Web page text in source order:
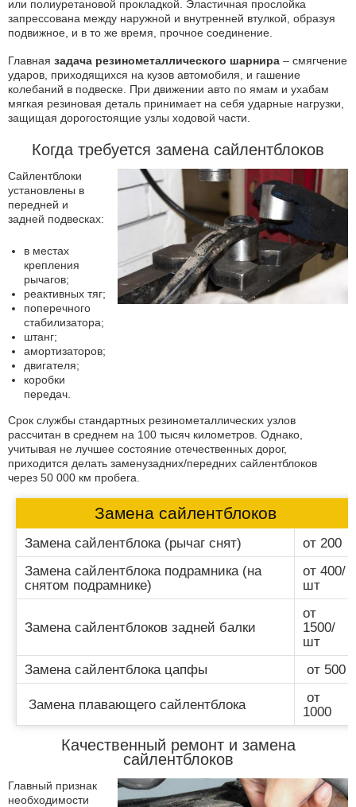
или полиуретановой прокладкой. Эластичная прослойка
запрессована между наружной и внутренней втулкой, образуя
подвижное, и в то же время, прочное соединение.
Главная задача резинометаллического шарнира – смягчение
ударов, приходящихся на кузов автомобиля, и гашение
колебаний в подвеске. При движении авто по ямам и ухабам
мягкая резиновая деталь принимает на себя ударные нагрузки,
защищая дорогостоящие узлы ходовой части.
Когда требуется замена сайлентблоков
Сайлентблоки
установлены в
передней и
задней подвесках:
в местах
крепления
рычагов;
реактивных тяг;
поперечного
стабилизатора;
штанг;
амортизаторов;
двигателя;
коробки
передач.
Срок службы стандартных резинометаллических узлов
рассчитан в среднем на 100 тысяч километров. Однако,
учитывая не лучшее состояние отечественных дорог,
приходится делать заменузадних/передних сайлентблоков
через 50 000 км пробега.
Замена сайлентблоков
Замена сайлентблока (рычаг снят)
от 200
Замена сайлентблока подрамника (на
снятом подрамнике)
от 400/
шт
Замена сайлентблоков задней балки
от
1500/
шт
Замена сайлентблока цапфы
от 500
Замена плавающего сайлентблока
от
1000
Качественный ремонт и замена
сайлентблоков
Главный признак
необходимости